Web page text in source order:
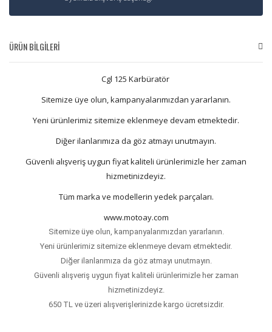
ÜRÜN BİLGİLERİ
Cgl 125 Karbüratör
Sitemize üye olun, kampanyalarımızdan yararlanın.
Yeni ürünlerimiz sitemize eklenmeye devam etmektedir.
Diğer ilanlarımıza da göz atmayı unutmayın.
Güvenli alışveriş uygun fiyat kaliteli ürünlerimizle her zaman
hizmetinizdeyiz.
Tüm marka ve modellerin yedek parçaları.
www.motoay.com
Sitemize üye olun, kampanyalarımızdan yararlanın.
Yeni ürünlerimiz sitemize eklenmeye devam etmektedir.
Diğer ilanlarımıza da göz atmayı unutmayın.
Güvenli alışveriş uygun fiyat kaliteli ürünlerimizle her zaman
hizmetinizdeyiz.
650 TL ve üzeri alışverişlerinizde kargo ücretsizdir.